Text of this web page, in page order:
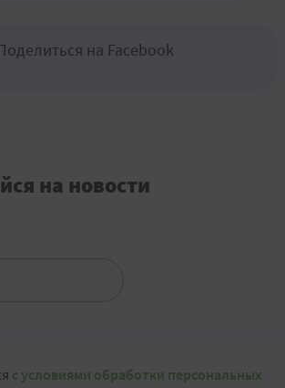
на Facebook
на новости
с условиями обработки персональных